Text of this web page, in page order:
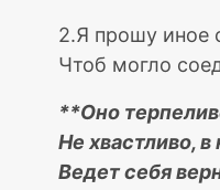
2.Я прошу иное
Чтоб могло
**Оно
Не хвастливо,
Ведет себя